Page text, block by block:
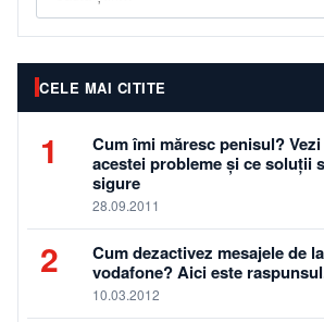
CELE MAI CITITE
1
Cum îmi măresc penisul?
acestei probleme și ce soluții
sigure
28.09.2011
2
Cum dezactivez mesajele de
vodafone? Aici este
10.03.2012